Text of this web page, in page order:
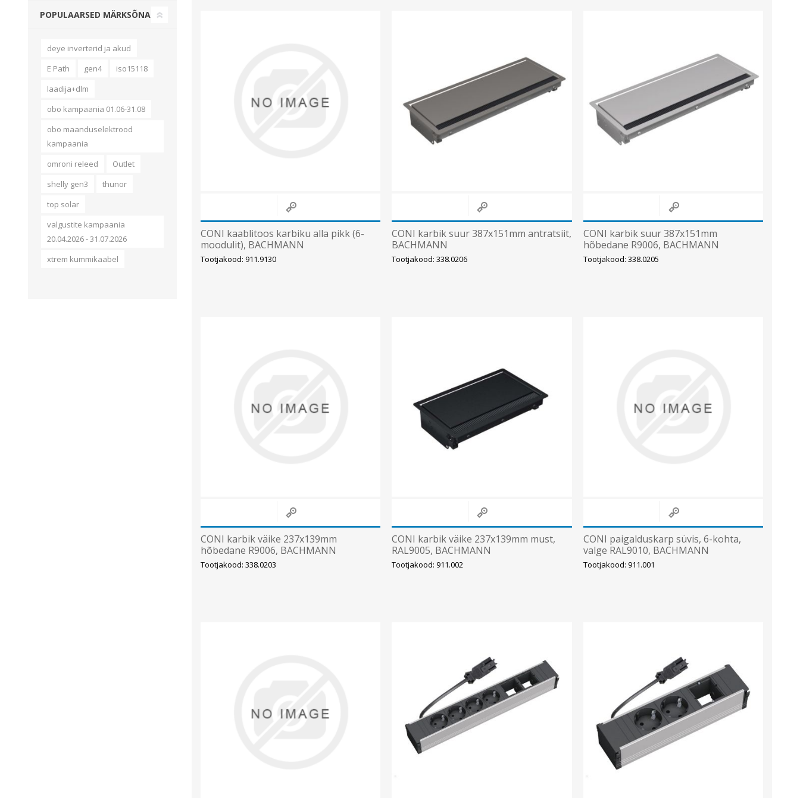
CONI kaablitoos karbiku alla pikk (6-
moodulit), BACHMANN
Tootjakood: 911.9130
CONI karbik suur 387x151mm antratsiit,
BACHMANN
Tootjakood: 338.0206
CONI karbik suur 387x151mm
hõbedane R9006, BACHMANN
Tootjakood: 338.0205
CONI karbik väike 237x139mm
hõbedane R9006, BACHMANN
Tootjakood: 338.0203
CONI karbik väike 237x139mm must,
RAL9005, BACHMANN
Tootjakood: 911.002
CONI paigalduskarp süvis, 6-kohta,
valge RAL9010, BACHMANN
Tootjakood: 911.001
POPULAARSED MÄRKSÕNAD
deye inverterid ja akud
E Path
gen4
iso15118
laadija+dlm
obo kampaania 01.06-31.08
obo maanduselektrood
kampaania
omroni releed
Outlet
shelly gen3
thunor
top solar
valgustite kampaania
20.04.2026 - 31.07.2026
xtrem kummikaabel